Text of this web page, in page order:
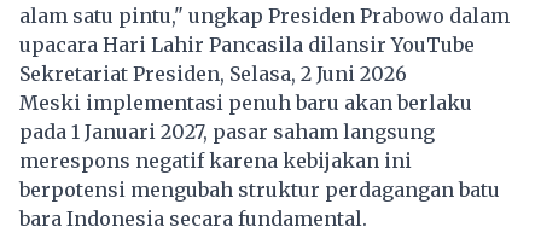
alam satu pintu," ungkap Presiden Prabowo dalam
upacara Hari Lahir Pancasila dilansir YouTube
Sekretariat Presiden, Selasa, 2 Juni 2026
Meski implementasi penuh baru akan berlaku
pada 1 Januari 2027, pasar saham langsung
merespons negatif karena kebijakan ini
berpotensi mengubah struktur perdagangan batu
bara Indonesia secara fundamental.